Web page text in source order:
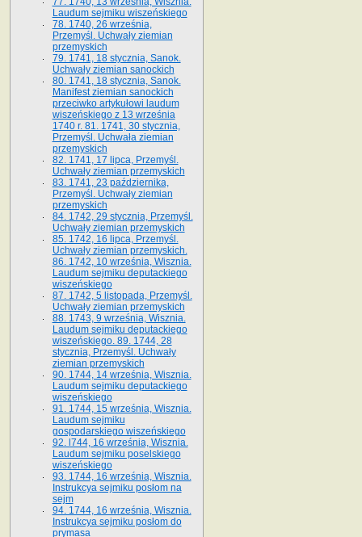
Laudum sejmiku wiszeńskiego
78. 1740, 26 września,
Przemyśl. Uchwały ziemian
przemyskich
79. 1741, 18 stycznia, Sanok.
Uchwały ziemian sanockich
80. 1741, 18 stycznia, Sanok.
Manifest ziemian sanockich
przeciwko artykułowi laudum
wiszeńskiego z 13 wrze­śnia
1740 r. 81. 1741, 30 stycznia,
Przemyśl. Uchwała ziemian
przemyskich
82. 1741, 17 lipca, Przemyśl.
Uchwały ziemian przemyskich
83. 1741, 23 października,
Przemyśl. Uchwały ziemian
przemyskich
84. 1742, 29 stycznia, Przemyśl.
Uchwały ziemian przemyskich
85. 1742, 16 lipca, Przemyśl.
Uchwały ziemian przemyskich.
86. 1742, 10 września, Wisznia.
Laudum sejmiku deputackiego
wiszeńskiego
87. 1742, 5 listopada, Przemyśl.
Uchwały ziemian przemyskich
88. 1743, 9 września, Wisznia.
Laudum sejmiku deputackiego
wiszeńskiego. 89. 1744, 28
stycznia, Przemyśl. Uchwały
ziemian przemyskich
90. 1744, 14 września, Wisznia.
Laudum sejmiku deputackiego
wiszeńskiego
91. 1744, 15 września, Wisznia.
Laudum sejmiku
gospodarskiego wiszeńskiego
92. l744, 16 września, Wisznia.
Laudum sejmiku poselskiego
wiszeńskiego
93. 1744, 16 września, Wisznia.
Instrukcya sejmiku posłom na
sejm
94. 1744, 16 września, Wisznia.
Instrukcya sejmiku posłom do
prymasa